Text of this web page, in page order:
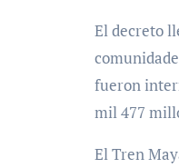
El decreto
fueron
mil 477
El Tren